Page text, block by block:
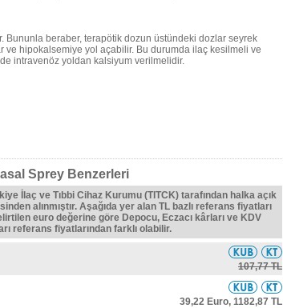
Bununla beraber, terapötik dozun üstündeki dozlar seyrek
ve hipokalsemiye yol açabilir. Bu durumda ilaç kesilmeli ve
intravenöz yoldan kalsiyum verilmelidir.
Sprey Benzerleri
İlaç ve Tıbbi Cihaz Kurumu (TITCK) tarafından halka açık
alınmıştır. Aşağıda yer alan TL bazlı referans fiyatları
euro değerine göre Depocu, Eczacı kârları ve KDV
referans fiyatlarından farklı olabilir.
107,77 TL
39,22 Euro, 1182,87 TL